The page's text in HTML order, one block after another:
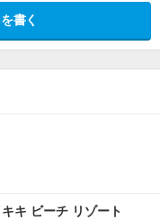
書く
キ ビーチ リゾート